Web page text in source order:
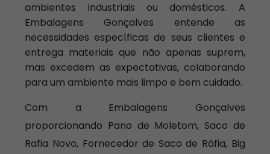
ambientes industriais ou domésticos. A
Embalagens Gonçalves entende as
necessidades específicas de seus clientes e
entrega materiais que não apenas suprem,
mas excedem as expectativas, colaborando
para um ambiente mais limpo e bem cuidado.
Com a Embalagens Gonçalves
proporcionando Pano de Moletom, Saco de
Rafia Novo, Fornecedor de Saco de Ráfia, Big